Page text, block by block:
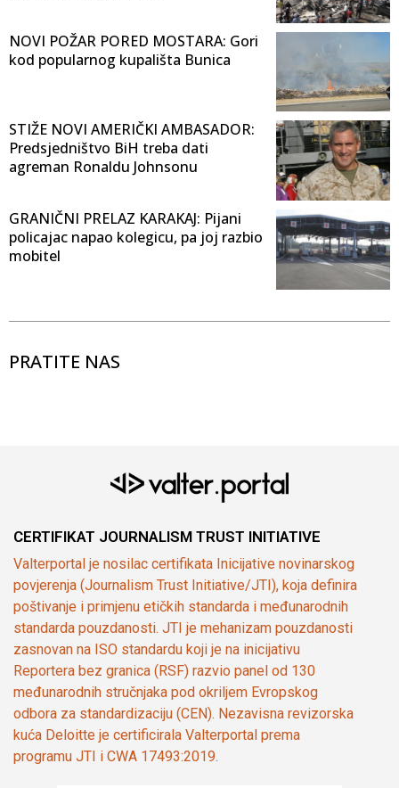
NOVI POŽAR PORED MOSTARA: Gori
kod popularnog kupališta Bunica
STIŽE NOVI AMERIČKI AMBASADOR:
Predsjedništvo BiH treba dati
agreman Ronaldu Johnsonu
GRANIČNI PRELAZ KARAKAJ: Pijani
policajac napao kolegicu, pa joj razbio
mobitel
PRATITE NAS
CERTIFIKAT JOURNALISM TRUST INITIATIVE
Valterportal je nosilac certifikata Inicijative novinarskog
povjerenja (Journalism Trust Initiative/JTI), koja definira
poštivanje i primjenu etičkih standarda i međunarodnih
standarda pouzdanosti. JTI je mehanizam pouzdanosti
zasnovan na ISO standardu koji je na inicijativu
Reportera bez granica (RSF) razvio panel od 130
međunarodnih stručnjaka pod okriljem Evropskog
odbora za standardizaciju (CEN). Nezavisna revizorska
kuća Deloitte je certificirala Valterportal prema
programu JTI i CWA 17493:2019.